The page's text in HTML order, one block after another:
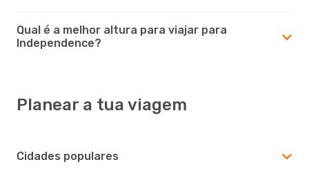
Qual é a melhor altura para viajar para
Independence?
Planear a tua viagem
Cidades populares